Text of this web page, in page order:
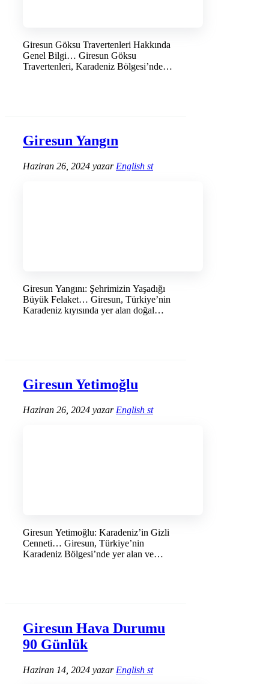
Giresun Göksu Travertenleri Hakkında
Genel Bilgi… Giresun Göksu
Travertenleri, Karadeniz Bölgesi’nde
Giresun Yangın
Haziran 26, 2024 yazar English st
Giresun Yangını: Şehrimizin Yaşadığı
Büyük Felaket… Giresun, Türkiye’nin
Karadeniz kıyısında yer alan doğal
Giresun Yetimoğlu
Haziran 26, 2024 yazar English st
Giresun Yetimoğlu: Karadeniz’in Gizli
Cenneti… Giresun, Türkiye’nin
Karadeniz Bölgesi’nde yer alan ve
Giresun Hava Durumu
90 Günlük
Haziran 14, 2024 yazar English st